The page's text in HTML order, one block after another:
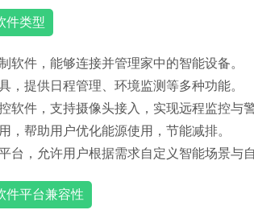
件类型
软件，能够连接并管理家中的智能设备。
，提供日程管理、环境监测等多种功能。
软件，支持摄像头接入，实现远程监控与警
，帮助用户优化能源使用，节能减排。
台，允许用户根据需求自定义智能场景与
件平台兼容性